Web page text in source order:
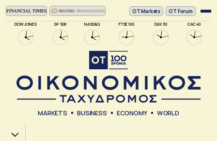
DOW JONES SP 500 NASDAQ FTSE 100 DAX 30 CAC 40
ΟΤ Markets OT Forum
MARKETS BUSINESS ECONOMY WORLD
Χ.Α.